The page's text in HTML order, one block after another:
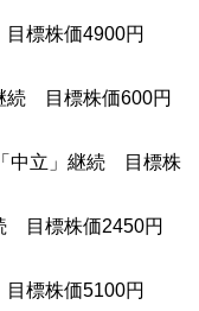
標株価4900円
続 目標株価600円
中立」継続 目標株
目標株価2450円
標株価5100円